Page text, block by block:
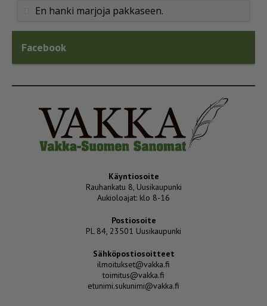
En hanki marjoja pakkaseen.
Facebook
Käyntiosoite
Rauhankatu 8, Uusikaupunki
Aukioloajat: klo 8-16
Postiosoite
PL 84, 23501 Uusikaupunki
Sähköpostiosoitteet
ilmoitukset@vakka.fi
toimitus@vakka.fi
etunimi.sukunimi@vakka.fi